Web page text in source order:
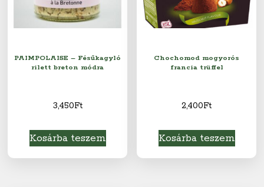
PAIMPOLAISE – Fésűkagyló
rilett breton módra
3,450Ft
Kosárba teszem
Chochomod mogyorós
francia trüffel
2,400Ft
Kosárba teszem